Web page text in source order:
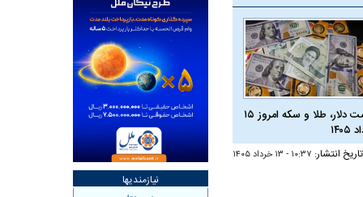
قیمت دلار، طلا و سکه امروز ۱۵
تاریخ انتشار: ۱۰:۳۷ - ۱۳ خرداد ۱۴۰۵
نیازمندیها